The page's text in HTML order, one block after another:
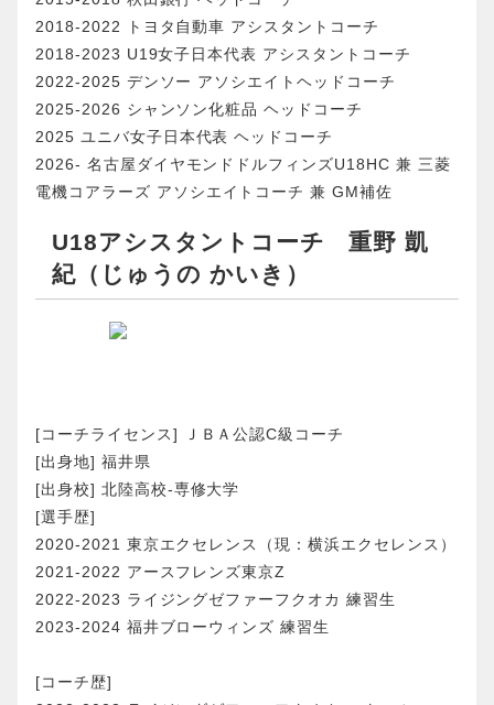
2018-2022 トヨタ自動車 アシスタントコーチ
2018-2023 U19女子日本代表 アシスタントコーチ
2022-2025 デンソー アソシエイトヘッドコーチ
2025-2026 シャンソン化粧品 ヘッドコーチ
2025 ユニバ女子日本代表 ヘッドコーチ
2026- 名古屋ダイヤモンドドルフィンズU18HC 兼 三菱
電機コアラーズ アソシエイトコーチ 兼 GM補佐
U18アシスタントコーチ 重野 凱
紀（じゅうの かいき）
[コーチライセンス] ＪＢＡ公認C級コーチ
[出身地] 福井県
[出身校] 北陸高校-専修大学
[選手歴]
2020-2021 東京エクセレンス（現：横浜エクセレンス）
2021-2022 アースフレンズ東京Z
2022-2023 ライジングゼファーフクオカ 練習生
2023-2024 福井ブローウィンズ 練習生
[コーチ歴]